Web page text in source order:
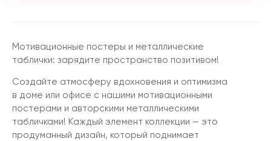
Мотивационные постеры и металлические
таблички: зарядите пространство позитивом!
Создайте атмосферу вдохновения и оптимизма
в доме или офисе с нашими мотивационными
постерами и авторскими металлическими
табличками! Каждый элемент коллекции — это
продуманный дизайн, который поднимает